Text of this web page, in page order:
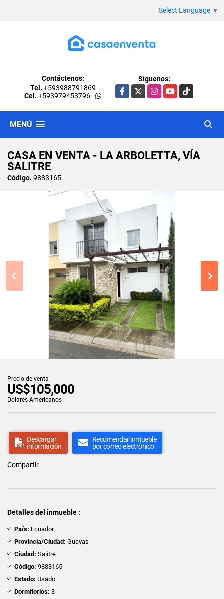
Select Language ▼
Contáctenos:
Tel. +593988791869
Cel. +593979453796-
Síguenos:
Facebook
X InstagramYouTubeTikTok
MENÚ
CASA EN VENTA - LA ARBOLETTA, VÍA
SALITRE
Código. 9883165
Precio de venta
US$105,000
Dólares Americanos
Descargar
información
Recomendar inmueble
por correo electrónico
Compartir
Detalles del inmueble :
País: Ecuador
Provincia/Ciudad: Guayas
Ciudad: Salitre
Código: 9883165
Estado: Usado
Dormitorios: 3